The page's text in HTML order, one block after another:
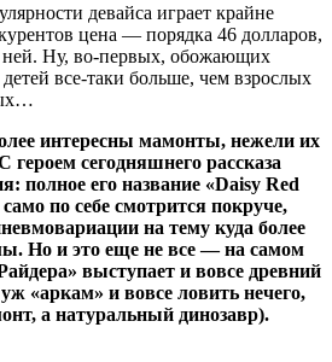
девайса играет крайне
цена — порядка 46 долларов,
ней. Ну, во-первых, обожающих
все-таки больше, чем взрослых
интересны мамонты, нежели их
сегодняшнего рассказа
полное его название «Daisy Red
по себе смотрится покруче,
на тему куда более
Но и это еще не все — на самом
выступает и вовсе древний
«аркам» и вовсе ловить нечего,
а натуральный динозавр).